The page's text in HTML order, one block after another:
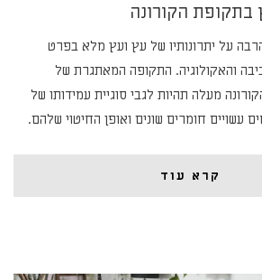
בתקופת הקורונה
על יתרונותיו של עץ ועץ מלא בפרט
והאקולוגיה. התקופה המאתגרת של
מעלה תהיות לגבי סוגיית עמידותו של
עשויים חומרים שונים ואופן החיטוי שלהם.
קרא עוד